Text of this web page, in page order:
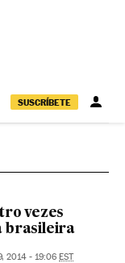
SUSCRÍBETE
vezes
brasileira
2014 - 19:06 EST